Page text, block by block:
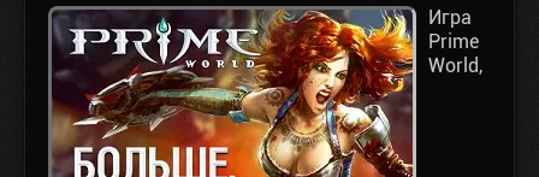
Игра
Prime
World,